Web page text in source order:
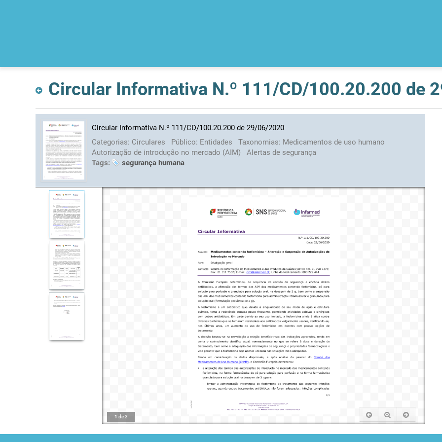
Circular Informativa N.º 111/CD/100.20.200 de
Circular Informativa N.º 111/CD/100.20.200 de 29/06/2020
Categorias: Circulares Público: Entidades Taxonomias: Medicamentos de uso humano
Autorização de introdução no mercado (AIM)
Alertas de segurança
Tags:
segurança humana
1 de3